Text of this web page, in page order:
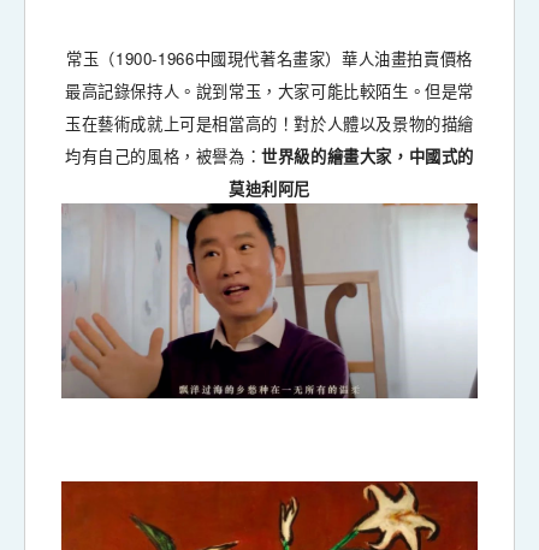
常玉（ 1900-1966中國現代著名畫家）華人油畫拍賣價格
最高記錄保持人。說到常玉，大家可能比較陌生。但是常
玉在藝術成就上可是相當高的！對於人體以及景物的描繪
均有自己的風格，被譽為：世界級的繪畫大家，中國式的
莫迪利阿尼